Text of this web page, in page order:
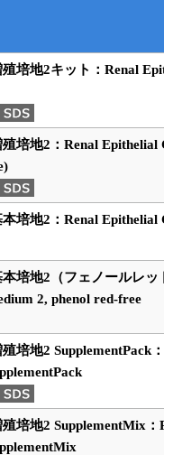
ンロード
畜他）
培地2キット：Renal
培地2：Renal Epithelial
培地2：Renal Epithelial
培地2（フェノールレッ
2, phenol red-free
培地2 SupplementPack
培地2 SupplementMix：